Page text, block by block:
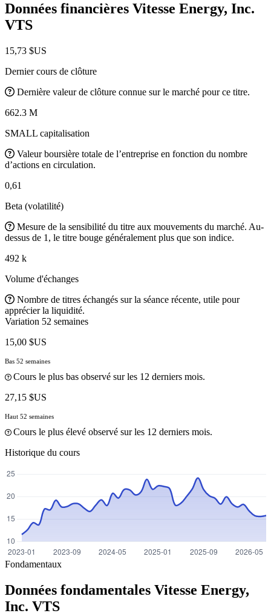
Données financières Vitesse Energy, Inc.
VTS
15,73 $US
Dernier cours de clôture
Dernière valeur de clôture connue sur le marché pour ce titre.
662.3 M
SMALL capitalisation
Valeur boursière totale de l’entreprise en fonction du nombre
d’actions en circulation.
0,61
Beta (volatilité)
Mesure de la sensibilité du titre aux mouvements du marché. Au-
dessus de 1, le titre bouge généralement plus que son indice.
492 k
Volume d'échanges
Nombre de titres échangés sur la séance récente, utile pour
apprécier la liquidité.
Variation 52 semaines
15,00 $US
Bas 52 semaines
Cours le plus bas observé sur les 12 derniers mois.
27,15 $US
Haut 52 semaines
Cours le plus élevé observé sur les 12 derniers mois.
Historique du cours
Fondamentaux
Données fondamentales Vitesse Energy,
Inc. VTS